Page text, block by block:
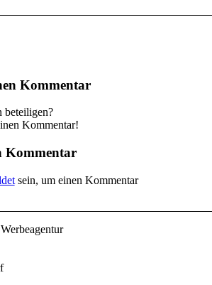
Kommentar
beteiligen?
Kommentar!
Kommentar
sein, um einen Kommentar